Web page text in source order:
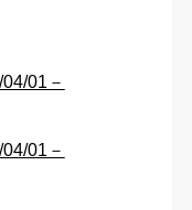
01－
01－